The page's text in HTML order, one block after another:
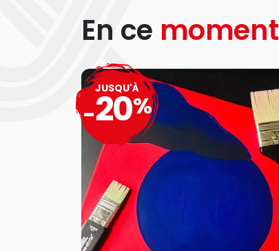
En ce moment
JUSQU'À
-20%